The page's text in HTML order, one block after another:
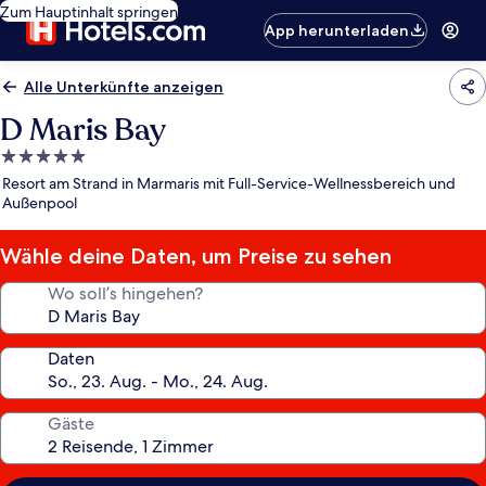
Zum Hauptinhalt springen
App herunterladen
Alle Unterkünfte anzeigen
D Maris Bay
5.0-
Sterne-
Unterkunft
Resort am Strand in Marmaris mit Full-Service-Wellnessbereich und
Außenpool
Wähle deine Daten, um Preise zu sehen
Wo soll’s hingehen?
Daten
Gäste